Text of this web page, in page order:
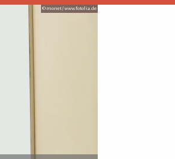
© monet /www.fotolia.de